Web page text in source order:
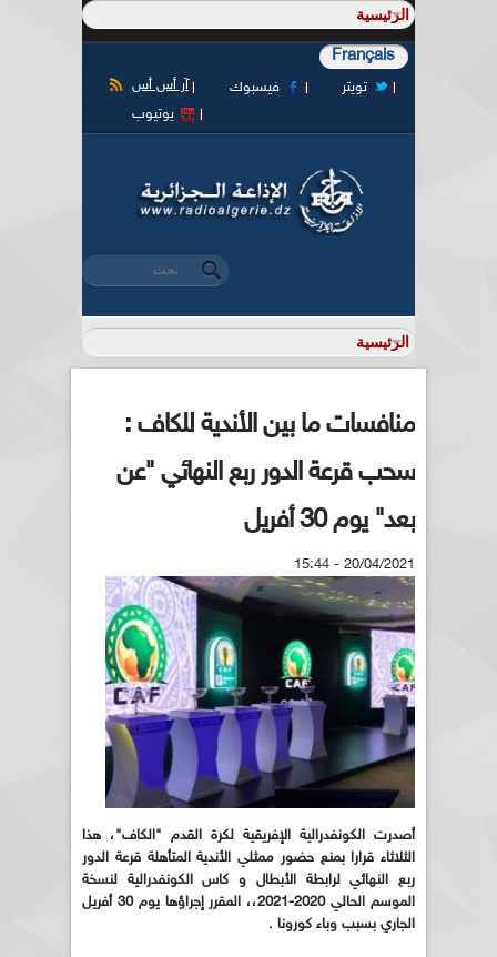
Français
آر أس أس فيسبوك
تويتر
يوتيوب
استمارة البحث
‏بحث ‏
منافسات ما بين الأندية للكاف :
سحب قرعة الدور ربع النهائي "عن
بعد" يوم 30 أفريل
20/04/2021 - 15:44
أصدرت الكونفدرالية الإفريقية لكرة القدم "الكاف"، هذا
الثلاثاء قرارا بمنع حضور ممثلي الأندية المتأهلة قرعة الدور
ربع النهائي لرابطة الأبطال و كاس الكونفدرالية لنسخة
الموسم الحالي 2020-2021،، المقرر إجراؤها يوم 30 أفريل
الجاري بسبب وباء كورونا .